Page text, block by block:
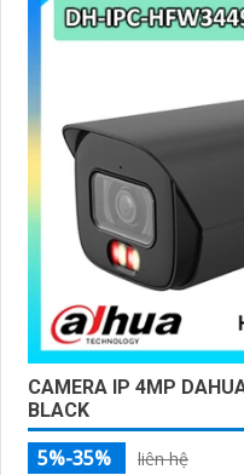
CAMERA IP 4MP
BLACK
5%-35%
liên hệ